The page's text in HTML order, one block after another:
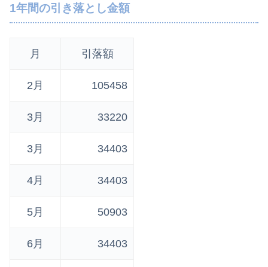
1年間の引き落とし金額
月 引落額
2月 105458
3月 33220
3月 34403
4月 34403
5月 50903
6月 34403